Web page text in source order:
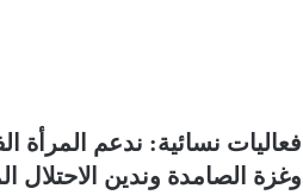
فعاليات نسائية: ندعم المرأة
وغزة الصامدة وندين الاحتلال